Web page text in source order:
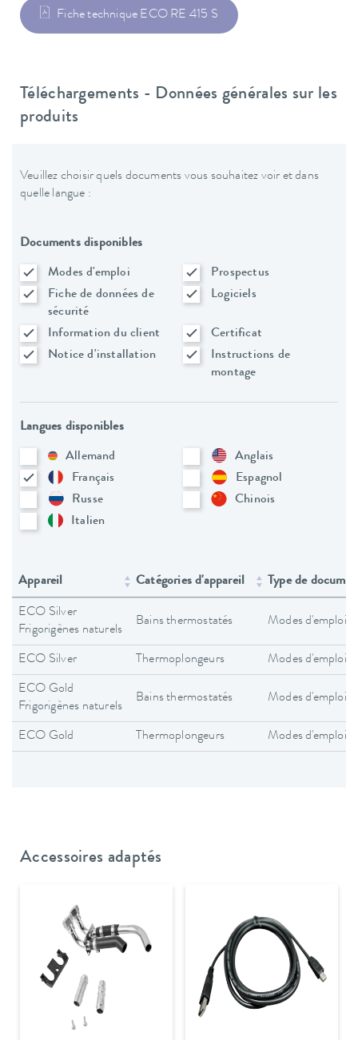
Fiche technique ECO RE 415 S
Téléchargements - Données générales sur les
produits
Veuillez choisir quels documents vous souhaitez voir et dans
quelle langue :
Documents disponibles
Modes d'emploi
Prospectus
Fiche de données de
sécurité
Logiciels
Information du client
Certificat
Notice d'installation
Instructions de
montage
Langues disponibles
Allemand
Anglais
Français
Espagnol
Russe
Chinois
Italien
Appareil Catégories d'appareil Type de
ECO Silver
Frigorigènes naturels
Bains thermostatés Modes d'emploi
ECO Silver Thermoplongeurs Modes d'emploi
ECO Gold
Frigorigènes naturels
Bains thermostatés Modes d'emploi
ECO Gold Thermoplongeurs Modes d'emploi
Accessoires adaptés